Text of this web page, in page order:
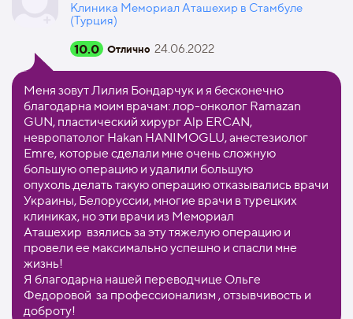
Клиника Мемориал Аташехир в Стамбуле
(Турция)
10.0 Отлично 24.06.2022
Меня зовут Лилия Бондарчук и я бесконечно
благодарна моим врачам: лор-онколог Ramazan
GUN, пластический хирург Alp ERCAN,
невропатолог Hakan HANIMOGLU, анестезиолог
Emre, которые сделали мне очень сложную
большую операцию и удалили большую
опухоль.делать такую операцию отказывались врачи
Украины, Белоруссии, многие врачи в турецких
клиниках, но эти врачи из Мемориал
Аташехир взялись за эту тяжелую операцию и
провели ее максимально успешно и спасли мне
жизнь!
Я благодарна нашей переводчице Ольге
Федоровой за профессионализм , отзывчивость и
доброту!